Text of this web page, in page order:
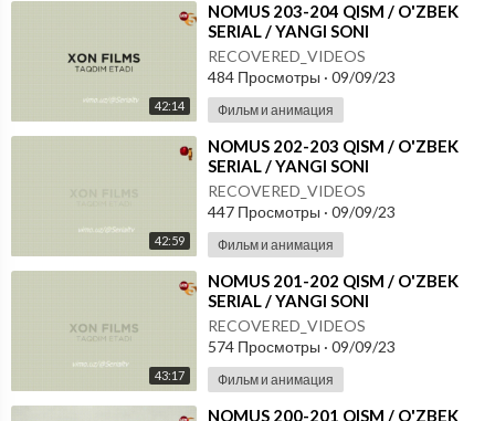
42:14
⁣NOMUS 203-204 QISM / O'ZBEK
SERIAL / YANGI SONI
RECOVERED_VIDEOS
484 Просмотры · 09/09/23
Фильм и анимация
42:59
⁣NOMUS 202-203 QISM / O'ZBEK
SERIAL / YANGI SONI
RECOVERED_VIDEOS
447 Просмотры · 09/09/23
Фильм и анимация
43:17
⁣NOMUS 201-202 QISM / O'ZBEK
SERIAL / YANGI SONI
RECOVERED_VIDEOS
574 Просмотры · 09/09/23
Фильм и анимация
⁣NOMUS 200-201 QISM / O'ZBEK